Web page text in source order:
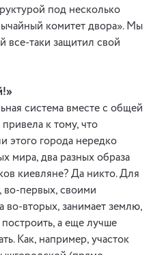
под несколько
комитет двора». Мы
все-таки защитил свой
система вместе с общей
к тому, что
этого города нередко
мира, два разных образа
киевляне? Да никто. Для
во-первых, своими
вторых, занимает землю,
а еще лучше
Как, например, участок